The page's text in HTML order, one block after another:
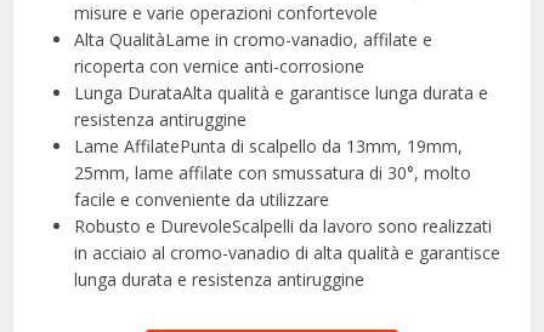
misure e varie operazioni confortevole
Alta QualitàLame in cromo-vanadio, affilate e
ricoperta con vernice anti-corrosione
Lunga DurataAlta qualità e garantisce lunga durata e
resistenza antiruggine
Lame AffilatePunta di scalpello da 13mm, 19mm,
25mm, lame affilate con smussatura di 30°, molto
facile e conveniente da utilizzare
Robusto e DurevoleScalpelli da lavoro sono realizzati
in acciaio al cromo-vanadio di alta qualità e garantisce
lunga durata e resistenza antiruggine